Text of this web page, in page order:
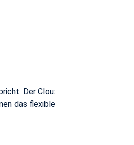
Der Clou:
das fle­xi­ble